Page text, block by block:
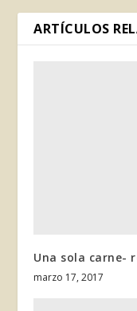
ARTÍCULOS
Una sola carne-
marzo 17, 2017